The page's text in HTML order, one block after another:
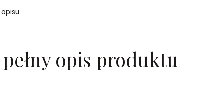
opis produktu